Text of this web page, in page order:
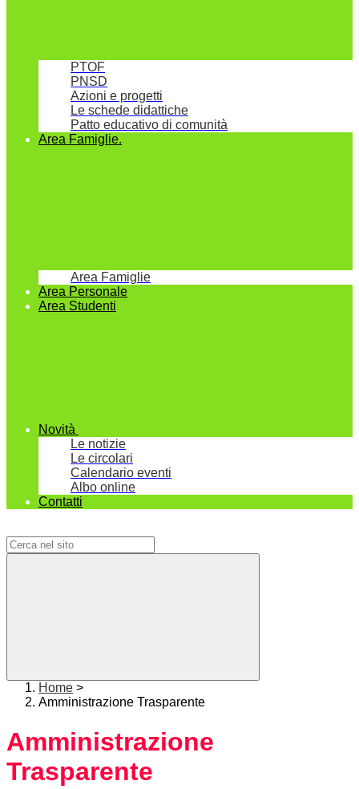
PTOF
PNSD
Azioni e progetti
Le schede didattiche
Patto educativo di comunità
Area Famiglie.
Area Famiglie
Area Personale
Area Studenti
Novità
Le notizie
Le circolari
Calendario eventi
Albo online
Contatti
Home >
Amministrazione Trasparente
Amministrazione
Trasparente